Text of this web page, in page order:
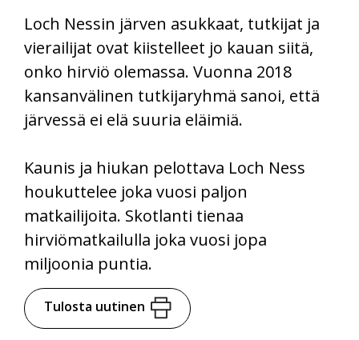
Loch Nessin järven asukkaat, tutkijat ja
vierailijat ovat kiistelleet jo kauan siitä,
onko hirviö olemassa. Vuonna 2018
kansanvälinen tutkijaryhmä sanoi, että
järvessä ei elä suuria eläimiä.
Kaunis ja hiukan pelottava Loch Ness
houkuttelee joka vuosi paljon
matkailijoita. Skotlanti tienaa
hirviömatkailulla joka vuosi jopa
miljoonia puntia.
Tulosta uutinen